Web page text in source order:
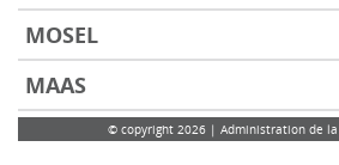
MOSEL
MAAS
© copyright 2026 | Administration de